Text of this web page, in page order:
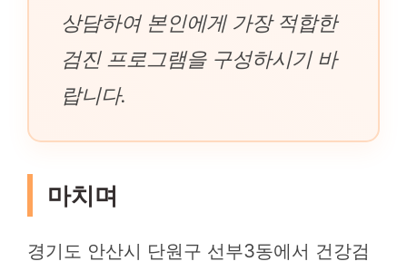
상담하여 본인에게 가장 적합한
검진 프로그램을 구성하시기 바
랍니다.
마치며
경기도 안산시 단원구 선부3동에서 건강검